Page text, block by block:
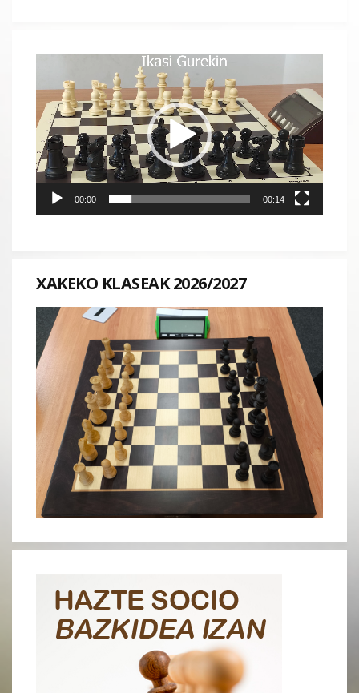
de
vídeo
00:00 00:14
XAKEKO KLASEAK 2026/2027